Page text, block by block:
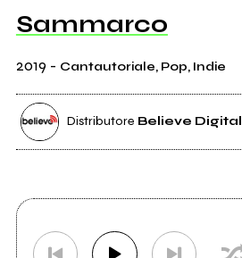
Sammarco
2019 - Cantautoriale, Pop, Indie
Distributore Believe Digital